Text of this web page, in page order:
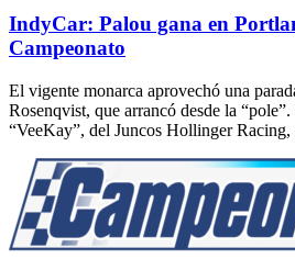
IndyCar: Palou gana en
Campeonato
El vigente monarca aprovechó una
Rosenqvist, que arrancó desde la
“VeeKay”, del Juncos Hollinger Racing,